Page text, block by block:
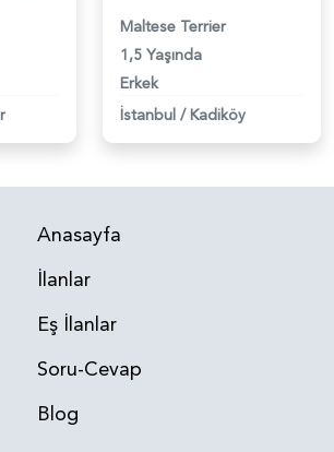
Maltese Terrier
1,5 Yaşında
Erkek
İstanbul / Kadiköy
Anasayfa
İlanlar
Eş İlanlar
Soru-Cevap
Blog